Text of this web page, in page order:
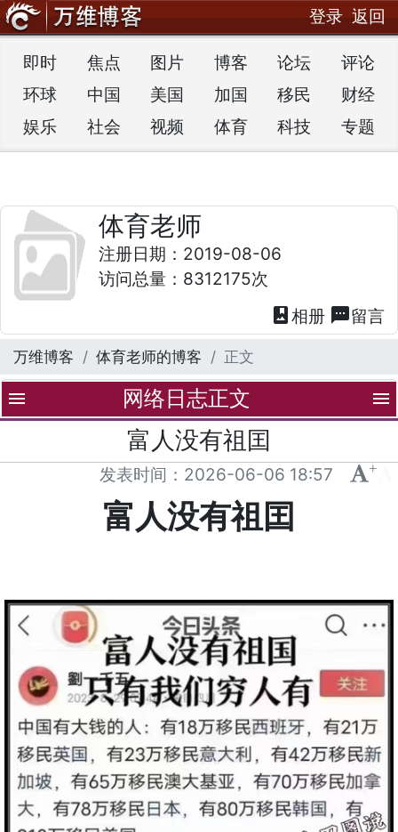
登录 返回
即时 焦点 图片 博客 论坛
评论
环球
中国 美国 加国 移民
财经
娱乐
社会 视频 体育 科技 专题
体育老师
注册日期：2019-08-06
访问总量：8312175次
photo_album 相册 textsms留言
万维博客 体育老师的博客 正文
menu 网络日志正文 menu
富人没有祖囯
发表时间： 2026-06-06 18:57 +
富人没有祖囯